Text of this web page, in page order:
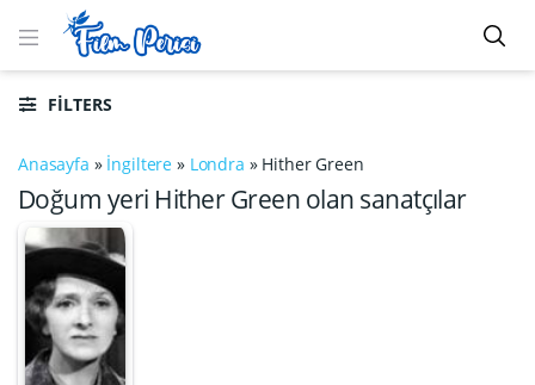
FILTERS
Anasayfa » İngiltere » Londra » Hither Green
Doğum yeri Hither Green olan sanatçılar